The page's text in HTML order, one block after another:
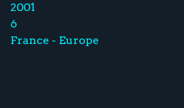
2001
6
France - Europe